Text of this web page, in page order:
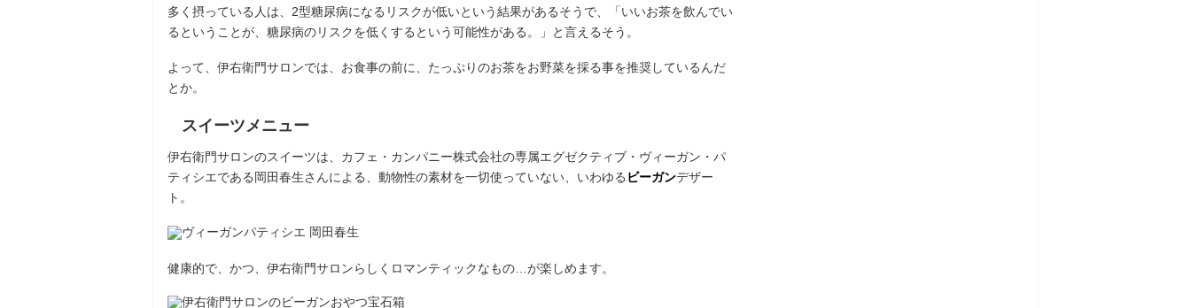
多く摂っている人は、2型糖尿病になるリスクが低いという結果があるそうで、「いいお茶を飲んでい
るということが、糖尿病のリスクを低くするという可能性がある。」と言えるそう。
よって、伊右衛門サロンでは、お食事の前に、たっぷりのお茶をお野菜を採る事を推奨しているんだ
とか。
スイーツメニュー
伊右衛門サロンのスイーツは、カフェ・カンパニー株式会社の専属エグゼクティブ・ヴィーガン・パ
ティシエである岡⽥春⽣さんによる、動物性の素材を一切使っていない、いわゆる ビーガンデザー
ト。
健康的で、かつ、伊右衛門サロンらしくロマンティックなもの…が楽しめます。